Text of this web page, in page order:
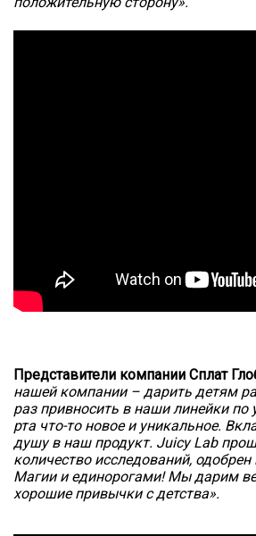
Представители компании Сплат
нашей компании – дарить детям
раз привносить в наши линейки по
рта что-то новое и уникальное.
душу в наш продукт. Juicy Lab
количество исследований,
Магии и единорогами! Мы дарим
хорошие привычки с детства».